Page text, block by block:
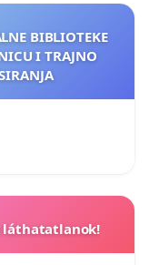
BIBLIOTEKE
I TRAJNO
láthatatlanok!